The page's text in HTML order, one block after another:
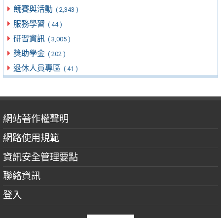
競賽與活動 ( 2,343 )
服務學習 ( 44 )
研習資訊 ( 3,005 )
獎助學金 ( 202 )
退休人員專區 ( 41 )
網站著作權聲明
網路使用規範
資訊安全管理要點
聯絡資訊
登入